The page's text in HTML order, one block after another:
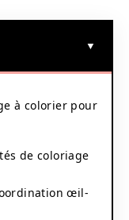
à colorier pour
de coloriage
œil-